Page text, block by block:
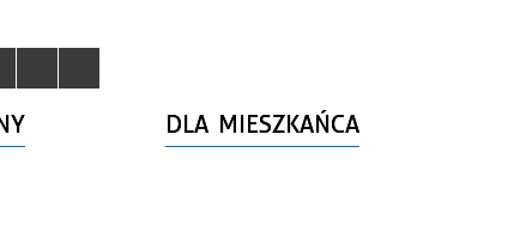
DLA MIESZKAŃCA